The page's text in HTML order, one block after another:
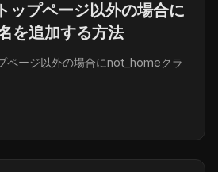
ップページ以外の場合に
を追加する方法
ージ以外の場合にnot_homeクラ